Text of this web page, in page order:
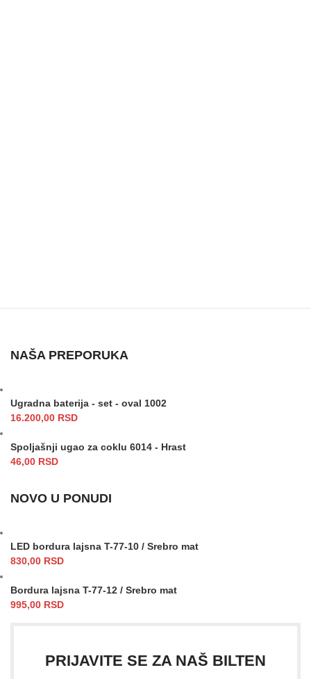
NAŠA PREPORUKA
Ugradna baterija - set - oval 1002
16.200,00 RSD
Spoljašnji ugao za coklu 6014 - Hrast
46,00 RSD
NOVO U PONUDI
LED bordura lajsna T-77-10 / Srebro mat
830,00 RSD
Bordura lajsna T-77-12 / Srebro mat
995,00 RSD
PRIJAVITE SE ZA NAŠ BILTEN